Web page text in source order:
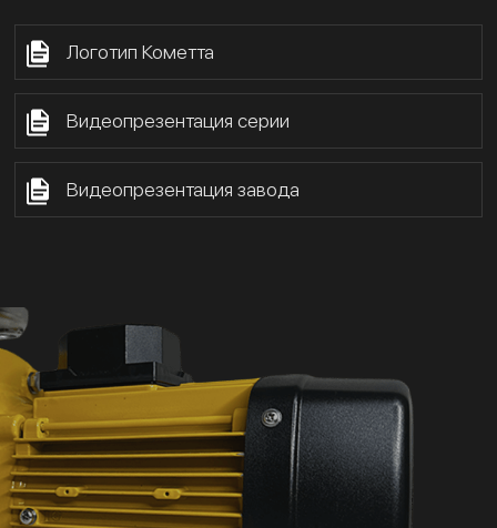
Логотип Кометта
Видеопрезентация серии
Видеопрезентация завода